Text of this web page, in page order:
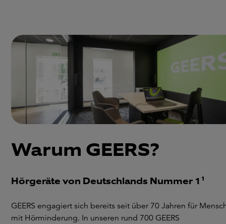
Warum GEERS?
Hörgeräte von Deutschlands Nummer 1¹
GEERS engagiert sich bereits seit über 70 Jahren für
mit Hörminderung. In unseren rund 700 GEERS